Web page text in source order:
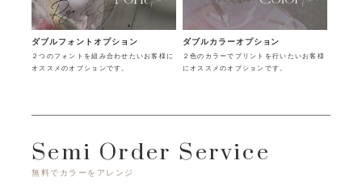
ダブルフォントオプション
２つのフォントを組み合わせたいお客様に
オススメのオプションです。
ダブルカラーオプション
２色のカラーでプリントを行いたいお客様
にオススメのオプションです。
Semi Order Service
無料でカラーをアレンジ